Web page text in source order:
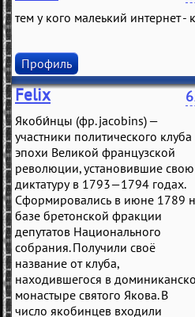
тем у кого малеький интернет -
Профиль
Felix
Якоби́нцы (фр. jacobins) —
участники политического клуба
эпохи Великой французской
революции, установившие свою
диктатуру в 1793—1794 годах.
Сформировались в июне 1789
базе бретонской фракции
депутатов Национального
собрания. Получили своё
название от клуба,
находившегося в
монастыре святого Якова. В
число якобинцев входили